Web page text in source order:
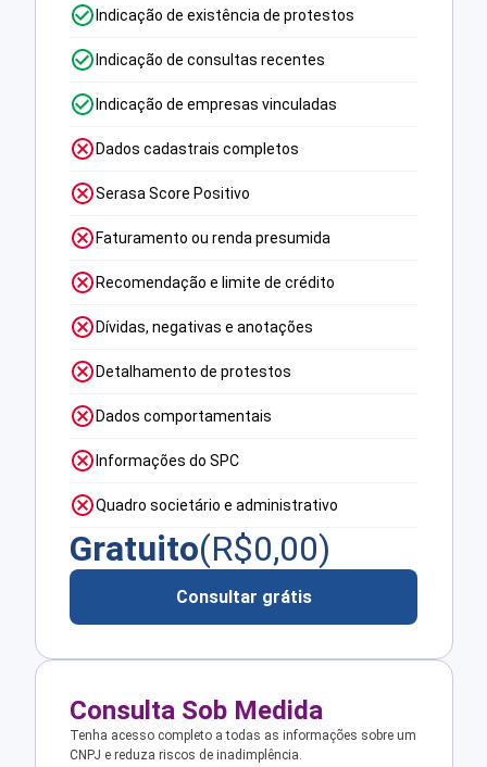
Indicação de existência de protestos
Indicação de consultas recentes
Indicação de empresas vinculadas
Dados cadastrais completos
Serasa Score Positivo
Faturamento ou renda presumida
Recomendação e limite de crédito
Dívidas, negativas e anotações
Detalhamento de protestos
Dados comportamentais
Informações do SPC
Quadro societário e administrativo
Gratuito(R$0,00)
Consultar grátis
Consulta Sob Medida
Tenha acesso completo a todas as informações sobre um
CNPJ e reduza riscos de inadimplência.